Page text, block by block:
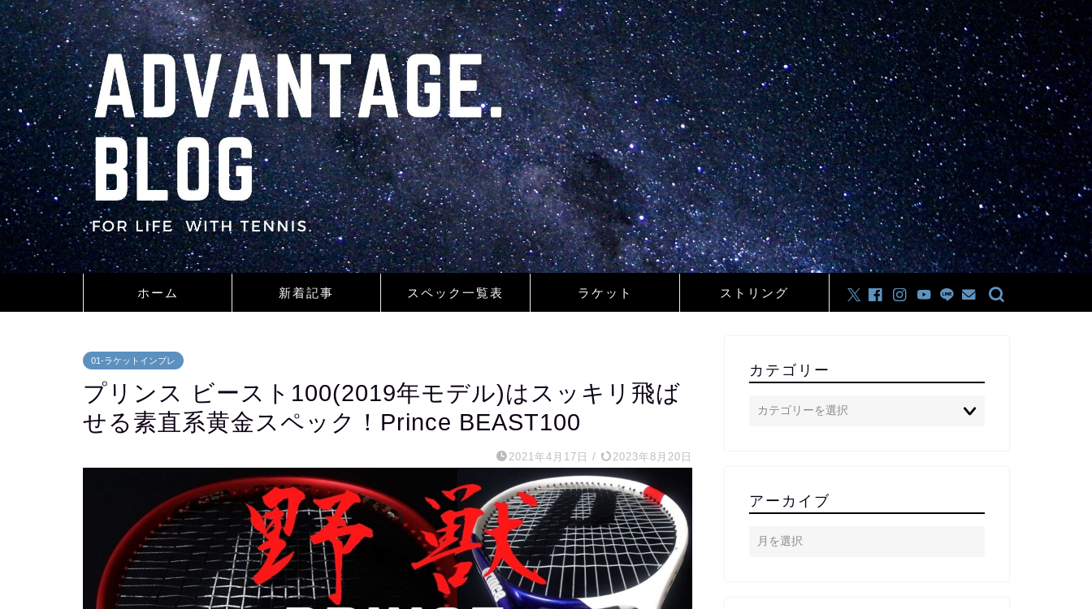
ホーム 新着記事 スペック一覧表 ラケット ストリング
01-ラケットインプレ
プリンス ビースト100(2019年モデル)はスッキリ飛ば
せる素直系黄金スペック！Prince BEAST100
2021年4月17日 / 2023年8月20日
カテゴリー
アーカイブ